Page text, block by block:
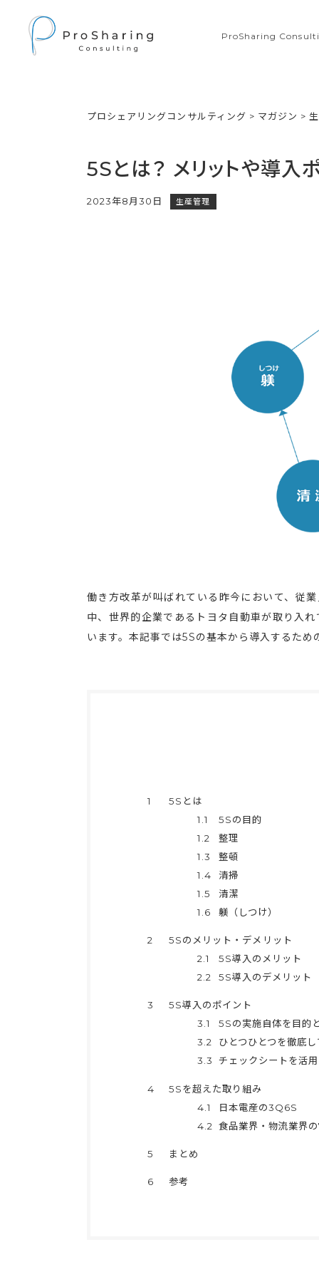
ProSharing
プロシェアリングコンサルティング > マガジン >
5Sとは？ メリットや導入
2023年8月30日 生産管理
働き方改革が叫ばれている昨今において、従
中、世界的企業であるトヨタ自動車が取り入
います。本記事では5Sの基本から導入するた
1
5Sとは
1.1
5Sの目的
1.2
整理
1.3
整頓
1.4
清掃
1.5
清潔
1.6
躾（しつけ）
2
5Sのメリット・デメリット
2.1
5S導入のメリット
2.2
5S導入のデメリット
3
5S導入のポイント
3.1
5Sの実施自体を目的
3.2
ひとつひとつを徹底
3.3
チェックシートを活
4
5Sを超えた取り組み
4.1
日本電産の3Q6S
4.2
食品業界・物流業界
5 まとめ
6 参考